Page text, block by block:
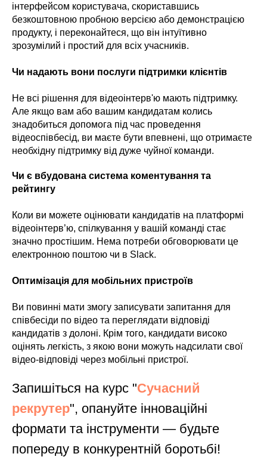
інтерфейсом користувача, скориставшись
безкоштовною пробною версією або демонстрацією
продукту, і переконайтеся, що він інтуїтивно
зрозумілий і простий для всіх учасників.
Чи надають вони послуги підтримки клієнтів
Не всі рішення для відеоінтерв'ю мають підтримку.
Але якщо вам або вашим кандидатам колись
знадобиться допомога під час проведення
відеоспівбесід, ви маєте бути впевнені, що отримаєте
необхідну підтримку від дуже чуйної команди.
Чи є вбудована система коментування та
рейтингу
Коли ви можете оцінювати кандидатів на платформі
відеоінтерв’ю, спілкування у вашій команді стає
значно простішим. Нема потреби обговорювати це
електронною поштою чи в Slack.
Оптимізація для мобільних пристроїв
Ви повинні мати змогу записувати запитання для
співбесіди по відео та переглядати відповіді
кандидатів з долоні. Крім того, кандидати високо
оцінять легкість, з якою вони можуть надсилати свої
відео-відповіді через мобільні пристрої.
Запишіться на курс "Сучасний
рекрутер", опануйте інноваційні
формати та інструменти — будьте
попереду в конкурентній боротьбі!